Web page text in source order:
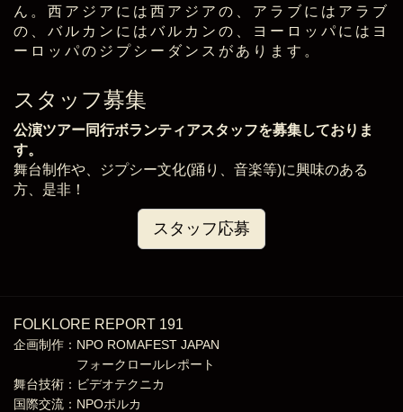
ん。西アジアには西アジアの、アラブにはアラブ
の、バルカンにはバルカンの、ヨーロッパにはヨ
ーロッパのジプシーダンスがあります。
スタッフ募集
公演ツアー同行ボランティアスタッフを募集しておりま
す。
舞台制作や、ジプシー文化(踊り、音楽等)に興味のある
方、是非！
スタッフ応募
FOLKLORE REPORT 191
企画制作： NPO ROMAFEST JAPAN
フォークロールレポート
舞台技術：ビデオテクニカ
国際交流：NPOポルカ